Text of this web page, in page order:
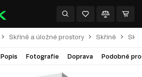
Skříně a úložné prostory Skříně
Popis Fotografie Doprava Podobné